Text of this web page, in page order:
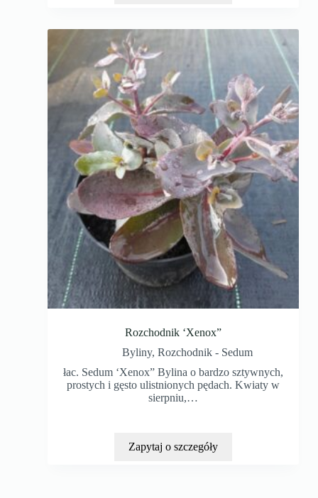
Rozchodnik ‘Xenox”
Byliny, Rozchodnik - Sedum
łac. Sedum ‘Xenox” Bylina o bardzo sztywnych,
prostych i gęsto ulistnionych pędach. Kwiaty w
sierpniu,…
Zapytaj o szczegóły